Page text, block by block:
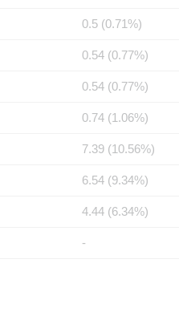
0.5 (0.71%)
0.54 (0.77%)
0.54 (0.77%)
0.74 (1.06%)
7.39 (10.56%)
6.54 (9.34%)
4.44 (6.34%)
-